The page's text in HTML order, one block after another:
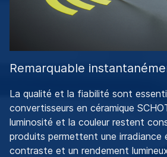
Remarquable
La qualité et la fiabilité sont
convertisseurs en céramique
luminosité et la couleur restent
produits permettent une irradiance
contraste et un rendement